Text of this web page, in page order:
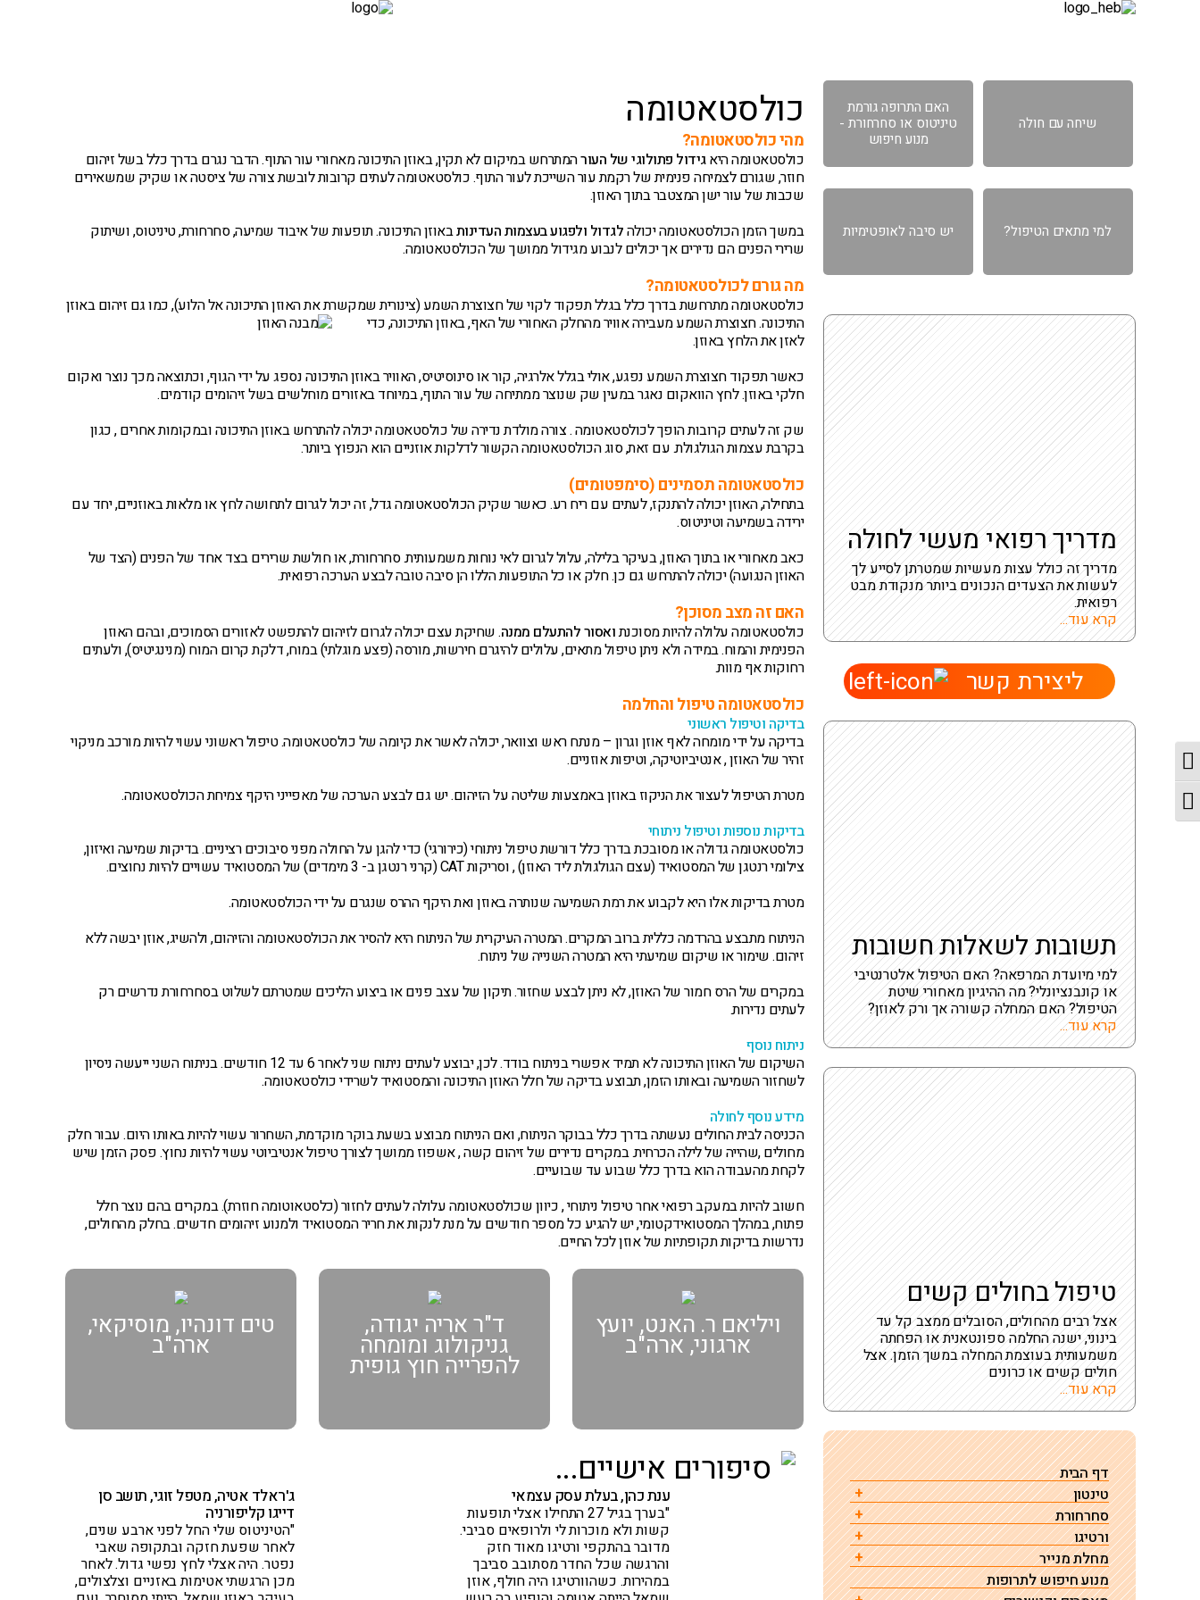
מתג ניגודיות גבוהה
מתג גודל גופן
כולסטאטומה
מהי כולסטאטומה?
כולסטאטומה היאגידול פתולוגי של העורהמתרחש במיקום לא תקין, באוזן התיכונה מאחורי עור התוף. הדבר נגרם בדרך כלל בשל זיהום
חוזר, שגורם לצמיחה פנימית של רקמת עור השייכת לעור התוף. כולסטאטומה לעתים קרובות לובשת צורה של ציסטה או שקיק שמשאירים
שכבות של עור ישן המצטבר בתוך האוזן.
במשך הזמן הכולסטאטומה יכולהלגדול ולפגוע בעצמות העדינותבאוזן התיכונה. תופעות של איבוד שמיעה, סחרחורת, טיניטוס, ושיתוק
שרירי הפנים הם נדירים אך יכולים לנבוע מגידול ממושך של הכולסטאטומה.
מה גורם לכולסטאטומה?
כולסטאטומה מתרחשת בדרך כלל בגלל תפקוד לקוי של חצוצרת השמע (צינורית שמקשרת את האוזן התיכונה אל הלוע), כמו גם זיהוםבאוזן
התיכונה. חצוצרת השמע מעבירה אוויר מהחלק האחורי של האף, באוזן התיכונה, כדי
לאזן את הלחץ באוזן.
כאשר תפקוד חצוצרת השמע נפגע, אולי בגלל אלרגיה, קור או סינוסיטיס, האוויר באוזן התיכונה נספג על ידי הגוף, וכתוצאה מכך נוצר ואקום
חלקי באוזן. לחץ הוואקום נאגר במעין שק שנוצר ממתיחה של עור התוף, במיוחד באזורים מוחלשים בשל זיהומים קודמים.
שק זה לעתים קרובות הופך לכולסטאטומה . צורה מולדת נדירה של כולסטאטומה יכולה להתרחש באוזן התיכונה ובמקומות אחרים , כגון
בקרבת עצמות הגולגולת. עם זאת, סוג הכולסטאטומה הקשור לדלקות אוזניים הוא הנפוץ ביותר.
כולסטאטומה תסמינים (סימפטומים)
בתחילה, האוזן יכולה להתנקז, לעתים עם ריח רע. כאשר שקיק הכולסטאטומה גדל, זה יכול לגרום לתחושה לחץ או מלאות באוזניים, יחד עם
ירידה בשמיעה וטיניטוס.
כאב מאחורי או בתוך האוזן, בעיקר בלילה, עלול לגרום לאי נוחות משמעותית. סחרחורת, או חולשת שרירים בצד אחד של הפנים (הצד של
האוזן הנגועה) יכולה להתרחש גם כן. חלק או כל התופעות הללו הן סיבה טובה לבצע הערכה רפואית.
האם זה מצב מסוכן?
כולסטאטומה עלולה להיות מסוכנתואסור להתעלם ממנה. שחיקת עצם יכולה לגרום לזיהום להתפשט לאזורים הסמוכים, ובהם האוזן
הפנימית והמוח. במידה ולא ניתן טיפול מתאים, עלולים להיגרם חירשות, מורסה (פצע מוגלתי) במוח, דלקת קרום המוח (מנינגיטיס), ולעתים
רחוקות אף מוות.
כולסטאטומה טיפול והחלמה
בדיקה וטיפול ראשוני
בדיקה על ידי מומחה לאף אוזן וגרון – מנתח ראש וצוואר, יכולה לאשר את קיומה של כולסטאטומה. טיפול ראשוני עשוי להיות מורכב מניקוי
זהיר של האוזן , אנטיביוטיקה, וטיפות אוזניים.
מטרת הטיפול לעצור את הניקוז באוזן באמצעות שליטה על הזיהום. יש גם לבצע הערכה של מאפייני היקף צמיחת הכולסטאטומה.
בדיקות נוספות וטיפול ניתוחי
כולסטאטומה גדולה או מסובכת בדרך כלל דורשת טיפול ניתוחי (כירורגי) כדי להגן על החולה מפני סיבוכים רציניים. בדיקות שמיעה ואיזון,
צילומי רנטגן של המסטואיד (עצם הגולגולת ליד האוזן) , וסריקות CAT (קרני רנטגן ב- 3 מימדים) של המסטואיד עשויים להיות נחוצים.
מטרת בדיקות אלו היא לקבוע את רמת השמיעה שנותרה באוזן ואת היקף ההרס שנגרם על ידי הכולסטאטומה.
הניתוח מתבצע בהרדמה כללית ברוב המקרים. המטרה העיקרית של הניתוח היא להסיר את הכולסטאטומה והזיהום, ולהשיג, אוזן יבשה ללא
זיהום. שימור או שיקום שמיעתי היא המטרה השנייה של ניתוח.
במקרים של הרס חמור של האוזן, לא ניתן לבצע שחזור. תיקון של עצב פנים או ביצוע הליכים שמטרתם לשלוט בסחרחורת נדרשים רק
לעתים נדירות.
ניתוח נוסף
השיקום של האוזן התיכונה לא תמיד אפשרי בניתוח בודד. לכן, יבוצע לעתים ניתוח שני לאחר 6 עד 12 חודשים. בניתוח השני ייעשה ניסיון
לשחזור השמיעה ובאותו הזמן, תבוצע בדיקה של חלל האוזן התיכונה והמסטואיד לשרידי כולסטאטומה.
מידע נוסף לחולה
הכניסה לבית החולים נעשתה בדרך כלל בבוקר הניתוח, ואם הניתוח מבוצע בשעת בוקר מוקדמת, השחרור עשוי להיות באותו היום. עבור חלק
מחולים ,שהייה של לילה הכרחית. במקרים נדירים של זיהום קשה , אשפוז ממושך לצורך טיפול אנטיביוטי עשוי להיות נחוץ. פסק הזמן שיש
לקחת מהעבודה הוא בדרך כלל שבוע עד שבועיים.
חשוב להיות במעקב רפואי אחר טיפול ניתוחי , כיוון שכולסטאטומה עלולה לעתים לחזור (כלסטאוטומה חוזרת). במקרים בהם נוצר חלל
פתוח, במהלך המסטואידקטומי, יש להגיע כל מספר חודשים על מנת לנקות את חריר המסטואיד ולמנוע זיהומים חדשים. בחלק מהחולים,
נדרשות בדיקות תקופתיות של אוזן לכל החיים.
ויליאם ר. האנט, יועץ
ארגוני, ארה"ב
ד"ר אריה יגודה,
גניקולוג ומומחה
להפרייה חוץ גופית
טים דונהיו, מוסיקאי,
ארה"ב
סיפורים אישיים...
ענת כהן, בעלת עסק עצמאי
"בערך בגיל 27 התחילו אצלי תופעות
קשות ולא מוכרות לי ולרופאים סביבי.
מדובר בהתקפי ורטיגו מאוד חזק
והרגשה שכל החדר מסתובב סביבך
במהירות. כשהוורטיגו היה חולף, אוזן
ג'ראלד אטיה, מטפל זוגי, תושב סן
דייגו קליפורניה
"הטיניטוס שלי החל לפני ארבע שנים,
לאחר שפעת חזקה ובתקופה שאבי
נפטר. היה אצלי לחץ נפשי גדול. לאחר
מכן הרגשתי אטימות באזניים וצלצולים,
האם התרופה גורמת
טיניטוס או סחרחורת -
מנוע חיפוש
שיחה עם חולה
יש סיבה לאופטימיות למי מתאים הטיפול?
מדריך רפואי מעשי לחולה
מדריך זה כולל עצות מעשיות שמטרתן לסייע לך
לעשות את הצעדים הנכונים ביותר מנקודת מבט
רפואית.
קרא עוד...
ליצירת קשר
תשובות לשאלות חשובות
למי מיועדת המרפאה? האם הטיפול אלטרנטיבי
או קונבנציונלי? מה ההיגיון מאחורי שיטת
הטיפול? האם המחלה קשורה אך ורק לאוזן?
קרא עוד...
טיפול בחולים קשים
אצל רבים מהחולים, הסובלים ממצב קל עד
בינוני, ישנה החלמה ספונטאנית או הפחתה
משמעותית בעוצמת המחלה במשך הזמן. אצל
חולים קשים או כרונים
קרא עוד...
דף הבית
טינטון
הגורם לטינטון – מחקר
רגישות לרעש (היפראקוזיס)
טינטון – שאלות ותשובות
רשימת גורמים לטיניטוס
סחרחורת
סחרחורת גורמים טיפול ואבחון
תרופות שגורמות לסחרחורת ורטיגו או דיזינס
התקף סחרחורת פתאומית
ורטיגו
ורטיגו תנוחתי שפיר
טיפול בוורטיגו תנוחתי שפיר ע"י תמרון להחזרת
מחלת מנייר
מחלת מנייר – גורמים, אבחון וטיפול
מנוע חיפוש לתרופות